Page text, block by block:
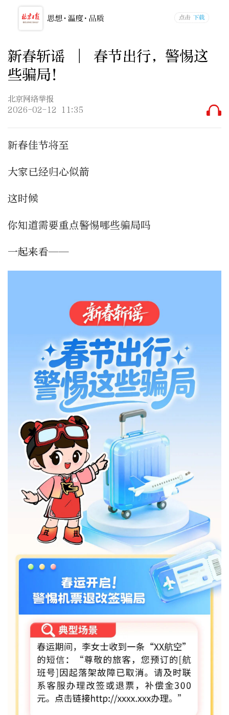
新春斩谣 │ 春节出行，警惕这
些骗局！
北京网络举报
2026-02-12 11:35
新春佳节将至
大家已经归心似箭
这时候
你知道需要重点警惕哪些骗局吗
一起来看——